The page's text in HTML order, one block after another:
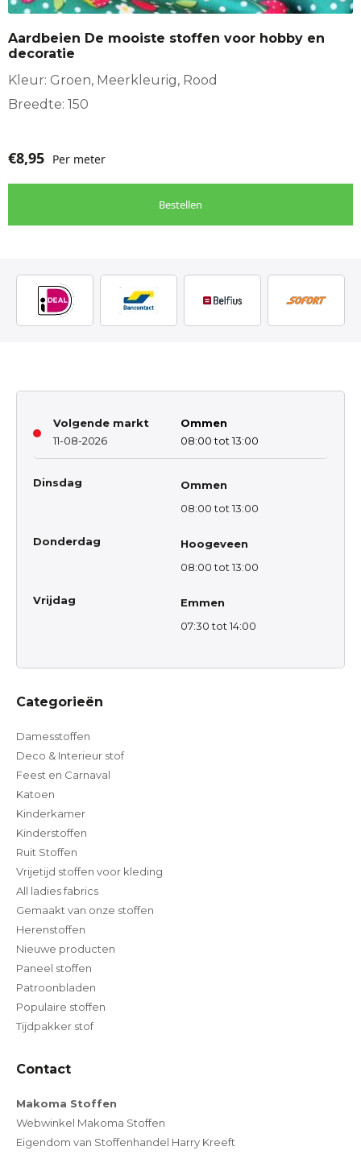
Aardbeien De mooiste stoffen voor hobby en
decoratie
Kleur: Groen, Meerkleurig, Rood
Breedte: 150
€8,95 Per meter
Bestellen
Volgende markt
11-08-2026
Ommen
08:00 tot 13:00
Dinsdag
Ommen
08:00 tot 13:00
Donderdag
Hoogeveen
08:00 tot 13:00
Vrijdag
Emmen
07:30 tot 14:00
Categorieën
Damesstoffen
Deco & Interieur stof
Feest en Carnaval
Katoen
Kinderkamer
Kinderstoffen
Ruit Stoffen
Vrijetijd stoffen voor kleding
All ladies fabrics
Gemaakt van onze stoffen
Herenstoffen
Nieuwe producten
Paneel stoffen
Patroonbladen
Populaire stoffen
Tijdpakker stof
Contact
Makoma Stoffen
Webwinkel Makoma Stoffen
Eigendom van Stoffenhandel Harry Kreeft